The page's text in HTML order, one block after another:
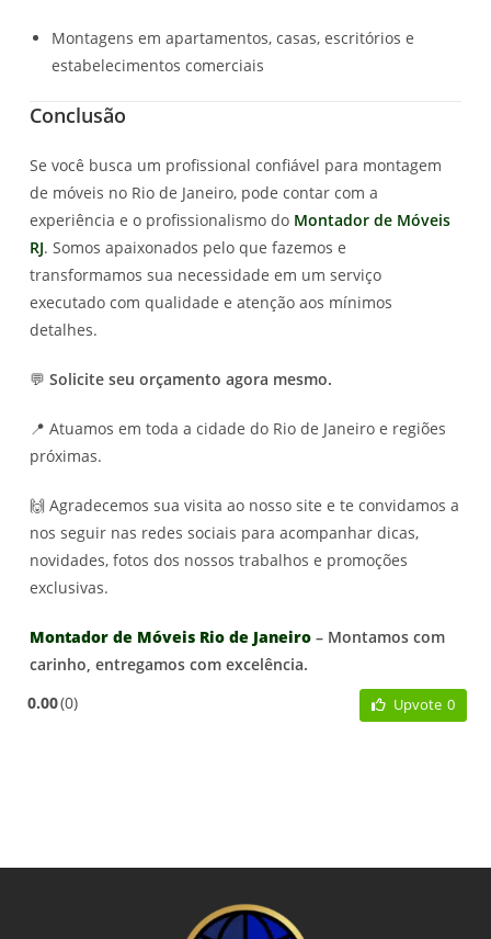
Montagens em apartamentos, casas, escritórios e
estabelecimentos comerciais
Conclusão
Se você busca um profissional confiável para montagem
de móveis no Rio de Janeiro, pode contar com a
experiência e o profissionalismo do Montador de Móveis
RJ. Somos apaixonados pelo que fazemos e
transformamos sua necessidade em um serviço
executado com qualidade e atenção aos mínimos
detalhes.
💬Solicite seu orçamento agora mesmo.
📍 Atuamos em toda a cidade do Rio de Janeiro e regiões
próximas.
🙌 Agradecemos sua visita ao nosso site e te convidamos a
nos seguir nas redes sociais para acompanhar dicas,
novidades, fotos dos nossos trabalhos e promoções
exclusivas.
Montador de Móveis Rio de Janeiro – Montamos com
carinho, entregamos com excelência.
0.00 0 Upvote 0